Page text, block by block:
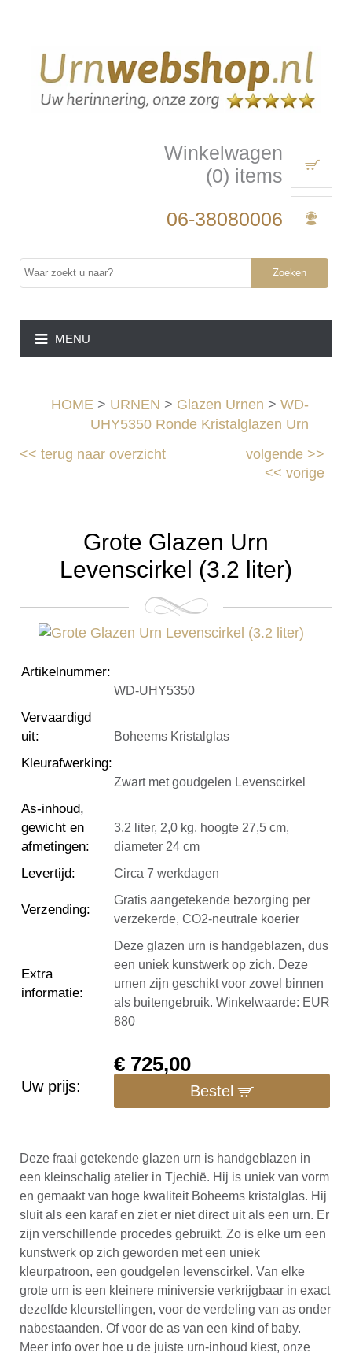
Winkelwagen
(0) items
06-38080006
Zoeken
MENU
HOME > URNEN > Glazen Urnen > WD-
UHY5350 Ronde Kristalglazen Urn
<<terug naar overzicht volgende>>
<< vorige
Grote Glazen Urn
Levenscirkel (3.2 liter)
Artikelnummer:
WD-UHY5350
Vervaardigd
uit: Boheems Kristalglas
Kleurafwerking:
Zwart met goudgelen Levenscirkel
As-inhoud,
gewicht en
afmetingen:
3.2 liter, 2,0 kg. hoogte 27,5 cm,
diameter 24 cm
Levertijd: Circa 7 werkdagen
Verzending:
Gratis aangetekende bezorging per
verzekerde, CO2-neutrale koerier
Extra
informatie:
Deze glazen urn is handgeblazen, dus
een uniek kunstwerk op zich. Deze
urnen zijn geschikt voor zowel binnen
als buitengebruik. Winkelwaarde: EUR
880
Uw prijs:
€ 725,00
Bestel
Deze fraai getekende glazen urn is handgeblazen in
een kleinschalig atelier in Tjechië. Hij is uniek van vorm
en gemaakt van hoge kwaliteit Boheems kristalglas. Hij
sluit als een karaf en ziet er niet direct uit als een urn. Er
zijn verschillende procedes gebruikt. Zo is elke urn een
kunstwerk op zich geworden met een uniek
kleurpatroon, een goudgelen levenscirkel. Van elke
grote urn is een kleinere miniversie verkrijgbaar in exact
dezelfde kleurstellingen, voor de verdeling van as onder
nabestaanden. Of voor de as van een kind of baby.
Meer info over hoe u de juiste urn-inhoud kiest, onze